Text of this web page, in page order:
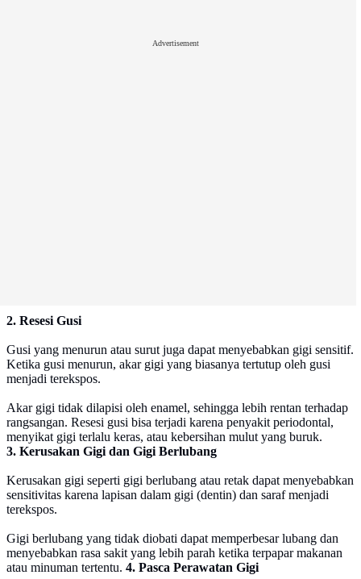
Advertisement
2. Resesi Gusi
Gusi yang menurun atau surut juga dapat menyebabkan gigi sensitif.
Ketika gusi menurun, akar gigi yang biasanya tertutup oleh gusi
menjadi terekspos.
Akar gigi tidak dilapisi oleh enamel, sehingga lebih rentan terhadap
rangsangan. Resesi gusi bisa terjadi karena penyakit periodontal,
menyikat gigi terlalu keras, atau kebersihan mulut yang buruk.
3. Kerusakan Gigi dan Gigi Berlubang
Kerusakan gigi seperti gigi berlubang atau retak dapat menyebabkan
sensitivitas karena lapisan dalam gigi (dentin) dan saraf menjadi
terekspos.
Gigi berlubang yang tidak diobati dapat memperbesar lubang dan
menyebabkan rasa sakit yang lebih parah ketika terpapar makanan
atau minuman tertentu. 4. Pasca Perawatan Gigi